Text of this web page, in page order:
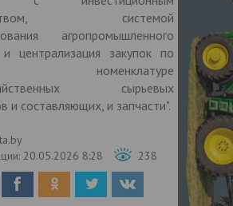
системой
агропромышленного
и централизация закупок по
номенклатуре
сырьевых
и составляющих, и запчасти".
20.05.2026 8:28 238